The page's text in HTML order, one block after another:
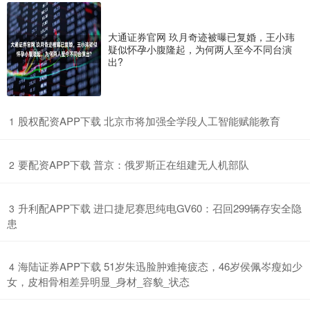
大通证券官网 玖月奇迹被曝已复婚，王小玮
疑似怀孕小腹隆起，为何两人至今不同台演
出?
1 ​股权配资APP下载 北京市将加强全学段人工智能赋能教育
2 ​要配资APP下载 普京：俄罗斯正在组建无人机部队
3 ​升利配APP下载 进口捷尼赛思纯电GV60：召回299辆存安全隐
患
4 ​海陆证券APP下载 51岁朱迅脸肿难掩疲态，46岁侯佩岑瘦如少
女，皮相骨相差异明显_身材_容貌_状态